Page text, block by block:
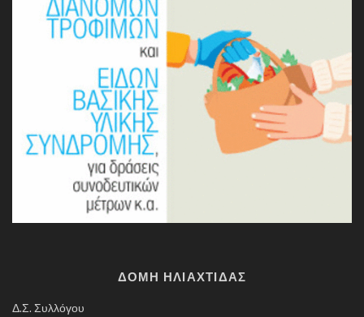
ΔΟΜΗ ΗΛΙΑΧΤΙΔΑΣ
Δ.Σ. Συλλόγου